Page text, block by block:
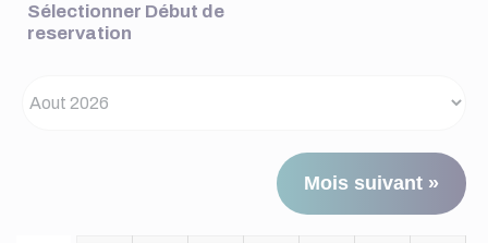
Sélectionner Début de
reservation
Mois suivant »